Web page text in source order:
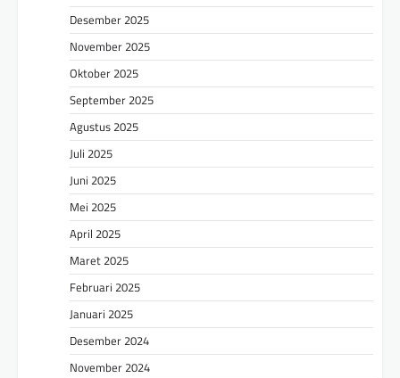
Desember 2025
November 2025
Oktober 2025
September 2025
Agustus 2025
Juli 2025
Juni 2025
Mei 2025
April 2025
Maret 2025
Februari 2025
Januari 2025
Desember 2024
November 2024